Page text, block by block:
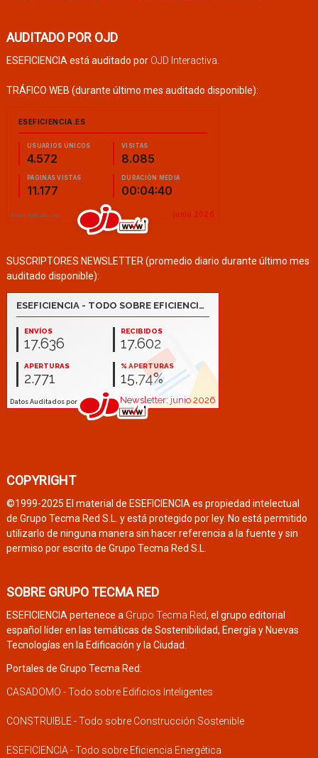
AUDITADO POR OJD
ESEFICIENCIA está auditado por OJD Interactiva
TRÁFICO WEB (durante último mes auditado disponible):
SUSCRIPTORES NEWSLETTER (promedio diario durante último mes
auditado disponible):
COPYRIGHT
©1999-2025 El material de ESEFICIENCIA es propiedad intelectual
de Grupo Tecma Red S.L. y está protegido por ley. No está permitido
utilizarlo de ninguna manera sin hacer referencia a la fuente y sin
permiso por escrito de Grupo Tecma Red S.L.
SOBRE GRUPO TECMA RED
ESEFICIENCIA pertenece a Grupo Tecma Red, el grupo editorial
español líder en las temáticas de Sostenibilidad, Energía y Nuevas
Tecnologías en la Edificación y la Ciudad.
Portales de Grupo Tecma Red:
CASADOMO - Todo sobre Edificios Inteligentes
CONSTRUIBLE - Todo sobre Construcción Sostenible
ESEFICIENCIA - Todo sobre Eficiencia Energética